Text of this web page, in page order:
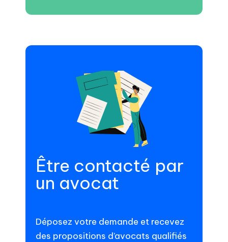
Être contacté par
un avocat
Déposez votre demande et recevez
des propositions d’avocats qualifiés